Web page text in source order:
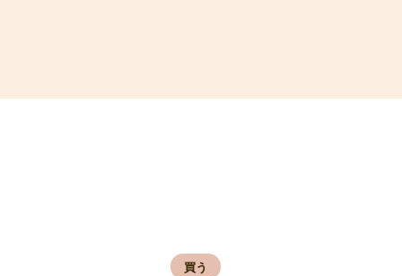
彦根観光ガイド
買う